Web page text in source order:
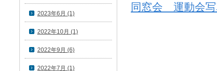
同窓会 運動会写
2023年6月 (1)
2022年10月 (1)
2022年9月 (6)
2022年7月 (1)